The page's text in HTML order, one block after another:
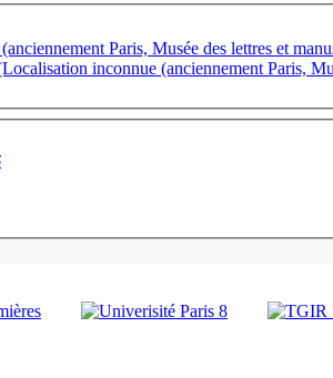
Paris, Musée des lettres et
inconnue (anciennement Paris,